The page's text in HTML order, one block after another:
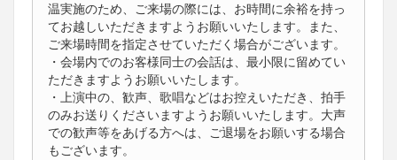
温実施のため、ご来場の際には、お時間に余裕を持っ
てお越しいただきますようお願いいたします。また、
ご来場時間を指定させていただく場合がございます。
・会場内でのお客様同士の会話は、最小限に留めてい
ただきますようお願いいたします。
・上演中の、歓声、歌唱などはお控えいただき、拍手
のみお送りくださいますようお願いいたします。大声
での歓声等をあげる方へは、ご退場をお願いする場合
もございます。